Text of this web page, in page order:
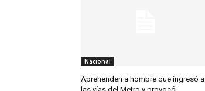
Nacional
Aprehenden a hombre que ingresó a